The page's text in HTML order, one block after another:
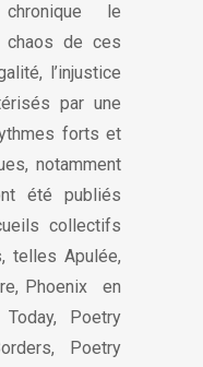
le
chaos de ces
l’injustice
par une
forts et
notamment
été publiés
collectifs
telles Apulée,
Phoenix en
Poetry
Poetry